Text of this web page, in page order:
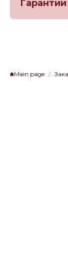
Main page